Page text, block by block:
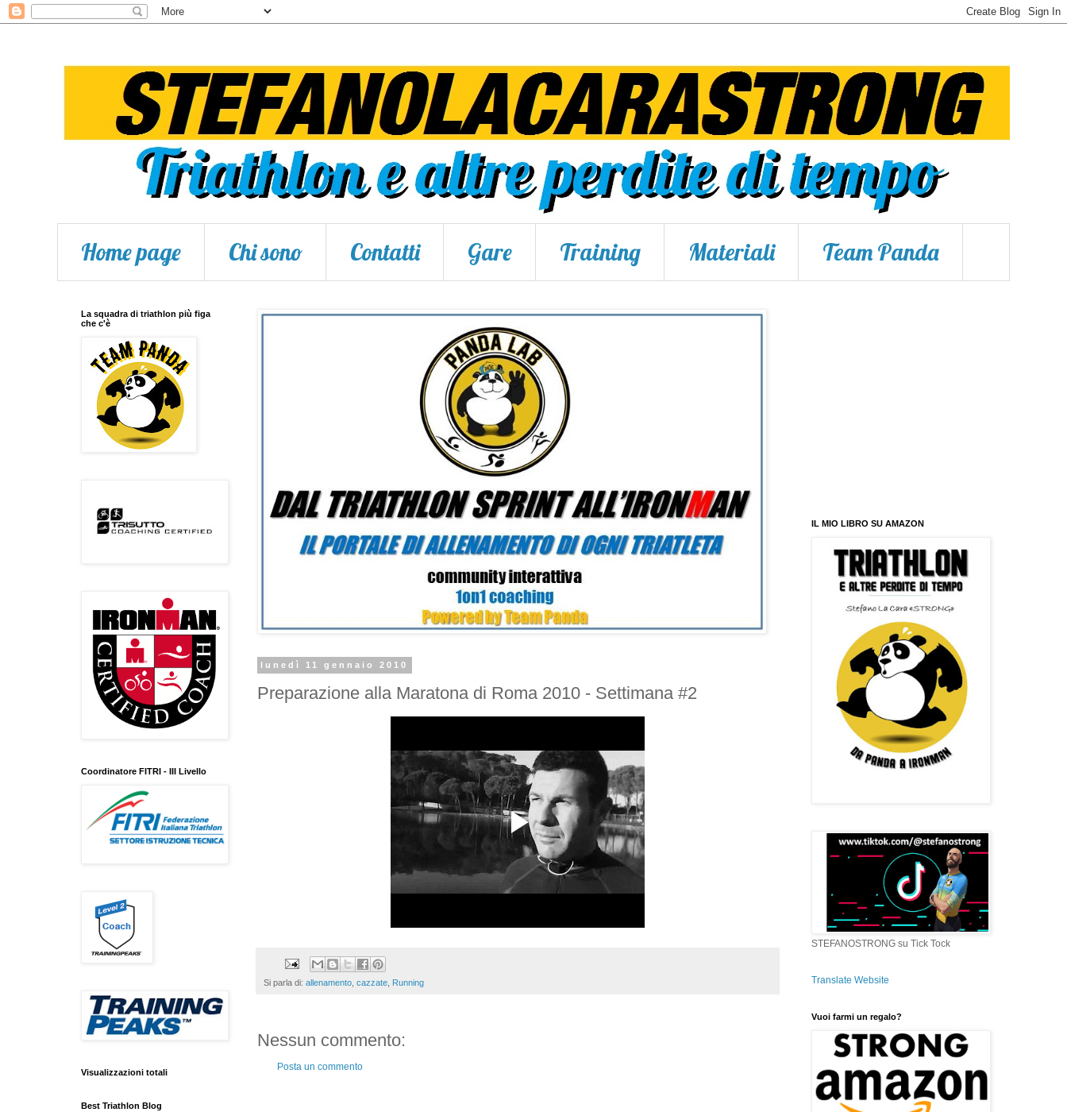
Home page Chi sono Contatti Gare Training Materiali Team Panda
lunedì 11 gennaio 2010
Preparazione alla Maratona di Roma 2010 - Settimana #2
Si parla di: allenamento cazzate Running
Nessun commento:
Posta un commento
La squadra di triathlon più figa
che c'è
Coordinatore FITRI - III Livello
Visualizzazioni totali
Best Triathlon Blog
IL MIO LIBRO SU AMAZON
STEFANOSTRONG su Tick Tock
Translate Website
Vuoi farmi un regalo?